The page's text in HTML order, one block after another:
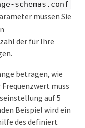
schemas.conf
müssen Sie
der für Ihre
betragen, wie
muss
auf 5
Beispiel wird ein
des definiert